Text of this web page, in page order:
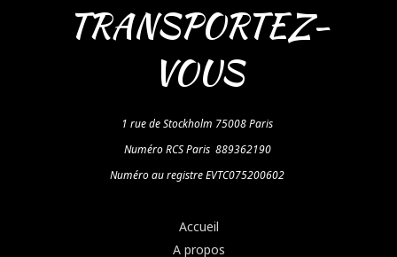
TRANSPORTEZ-
VOUS
1 rue de Stockholm 75008 Paris
Numéro RCS Paris 889362190
Numéro au registre EVTC075200602
Accueil
A propos